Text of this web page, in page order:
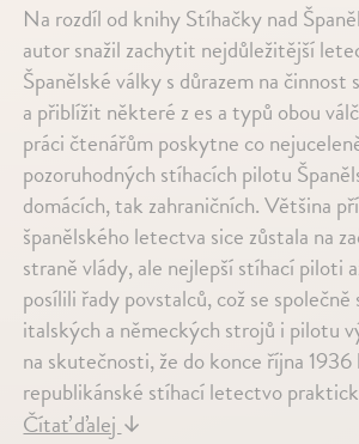
Na rozdíl od knihy Stíhačky nad
autor snažil zachytit nejdůležitější
Španělské války s důrazem na
a přiblížit některé z es a typů obou
práci čtenářům poskytne co
pozoruhodných stíhacích pilotu
domácích, tak zahraničních. Většina
španělského letectva sice zůstala na
straně vlády, ale nejlepší stíhací piloti
posílili řady povstalců, což se
italských a německých strojů i pilotu
na skutečnosti, že do konce října
republikánské stíhací letectvo
Čítať ďalej↓